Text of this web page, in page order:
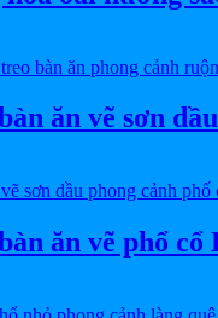
ăn vẽ sơn
ăn vẽ phổ